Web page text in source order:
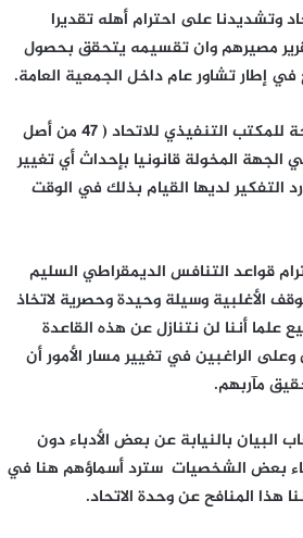
وتشديدنا على احترام أهله تقديرا
مصيرهم وان تقسيمه يتحقق بحصول
في إطار تشاور عام داخل الجمعية العامة.
خامسا: أن الأغلبية المريحة للمكتب التنفيذي للاتحاد ( 47 من أصل
الجهة المخولة قانونيا بإحداث أي تغيير
لديها القيام بذلك في الوقت
قواعد التنافس الديمقراطي السليم
الأغلبية وسيلة وحيدة وحصرية لاتخاذ
علما أننا لن نتنازل عن هذه القاعدة
وعلى الراغبين في تغيير مسار الأمور أن
مآربهم.
البيان بالنيابة عن بعض الأدباء دون
بعض الشخصيات سترد أسماؤهم هنا في
هذا المنافح عن وحدة الاتحاد.